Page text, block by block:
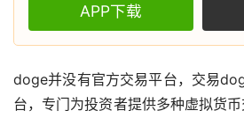
APP下载
doge并没有官方交易平台，交易
台，专门为投资者提供多种虚拟货币